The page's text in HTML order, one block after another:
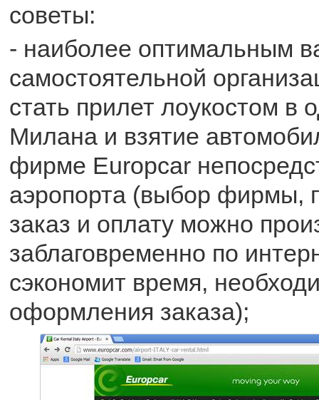
советы:
- наиболее оптимальным
самостоятельной
стать прилет лоукостом в
Милана и взятие
фирме Europcar
аэропорта (выбор фирмы,
заказ и оплату можно
заблаговременно по
сэкономит время,
оформления заказа);